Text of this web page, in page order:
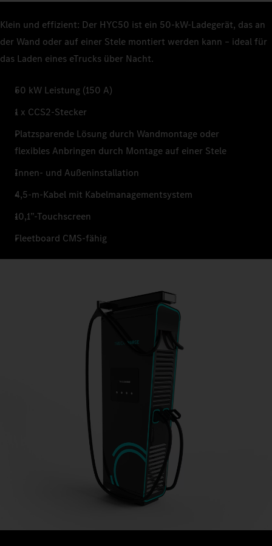
Klein und effizient: Der HYC50 ist ein 50-kW-Ladegerät, das an
der Wand oder auf einer Stele montiert werden kann – ideal für
das Laden eines eTrucks über Nacht.
50 kW Leistung (150 A)
1 x CCS2-Stecker
Platzsparende Lösung durch Wandmontage oder
flexibles Anbringen durch Montage auf einer Stele
Innen- und Außeninstallation
4,5-m-Kabel mit Kabelmanagementsystem
10,1”-Touchscreen
Fleetboard CMS-fähig